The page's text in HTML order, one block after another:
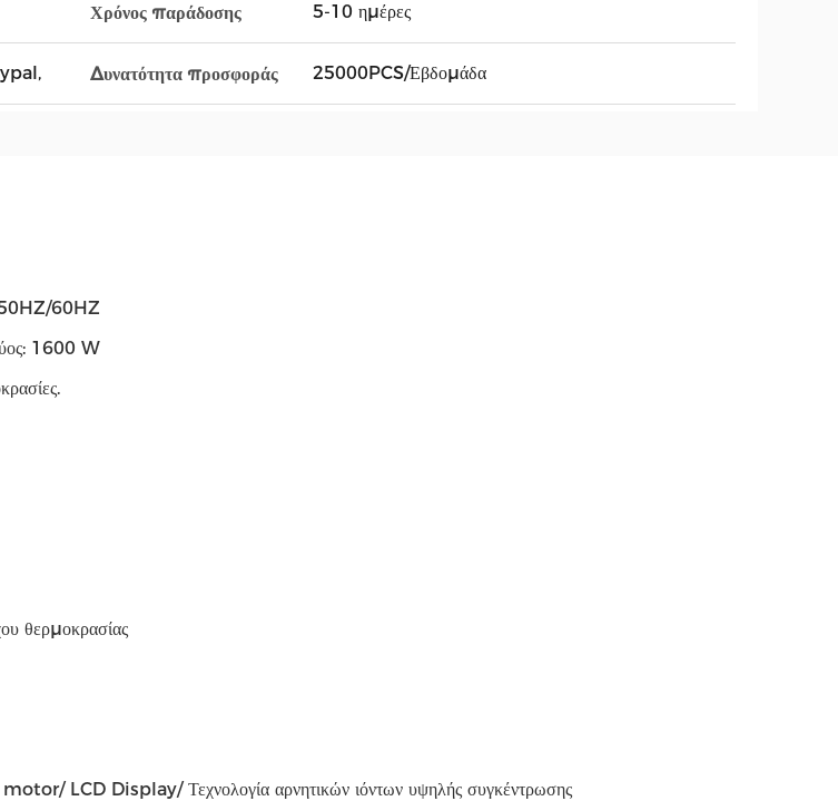
Χρόνος παράδοσης 5-10 ημέρες
Δυνατότητα προσφοράς 25000PCS/Εβδομάδα
60HZ
1600 W
θερμοκρασίας
LCD Display/ Τεχνολογία αρνητικών ιόντων υψηλής συγκέντρωσης